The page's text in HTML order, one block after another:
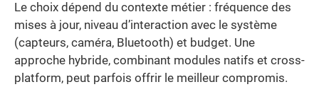
Le choix dépend du contexte métier : fréquence des
mises à jour, niveau d’interaction avec le système
(capteurs, caméra, Bluetooth) et budget. Une
approche hybride, combinant modules natifs et cross-
platform, peut parfois offrir le meilleur compromis.